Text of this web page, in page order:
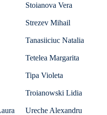
Stoianova Vera
Strezev Mihail
Tanasiiciuc Natalia
Tetelea Margarita
Tipa Violeta
Troianowski Lidia
Ureche Alexandru